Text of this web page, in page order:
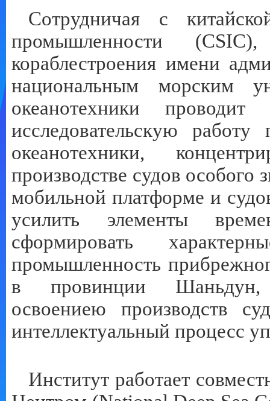
Сотрудничая с
промышленности (CSIC),
кораблестроения имени
национальным морским
океанотехники
исследовательскую
океанотехники,
производстве судов особого
мобильной платформе и
усилить элементы
сформировать
промышленность
в провинции Шаньдун,
освоениею производств
интеллектуальный процесс
Институт работает